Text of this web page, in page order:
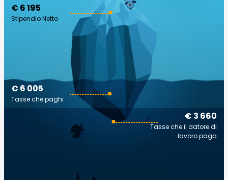
€ 6 195
Stipendio Netto
€ 3 660
Tasse che il datore di
lavoro paga
€ 6 005
Tasse che paghi